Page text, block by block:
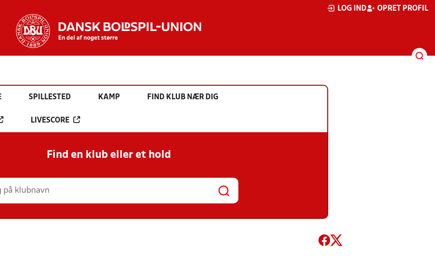
LOG IND OPRET PROFIL
SPILLESTED KAMP FIND KLUB NÆR DIG
LIVESCORE
Find en klub eller et hold